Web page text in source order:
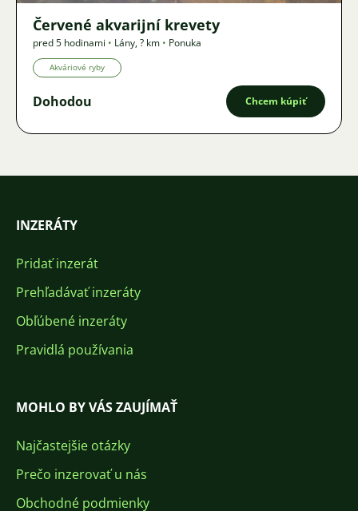
Červené akvarijní krevety
pred 5 hodinami • Lány,? km • Ponuka
Akváriové ryby
Dohodou Chcem kúpiť
INZERÁTY
Pridať inzerát
Prehľadávať inzeráty
Obľúbené inzeráty
Pravidlá používania
MOHLO BY VÁS ZAUJÍMAŤ
Najčastejšie otázky
Prečo inzerovať u nás
Obchodné podmienky